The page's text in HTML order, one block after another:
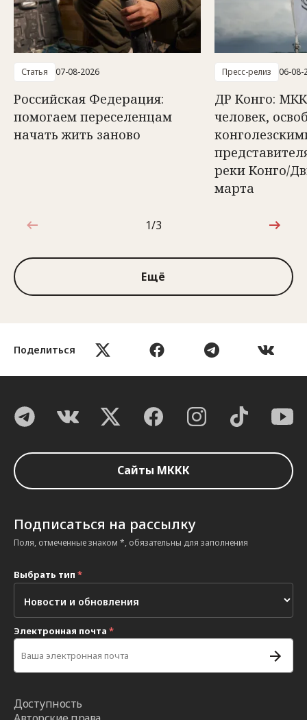
Поделиться
Статья 07-08-2026
Российская Федерация:
помогаем переселенцам
начать жить заново
Пресс-релиз 06-08-
ДР Конго:
человек,
реки Конго/
марта
1 из 3
1/3
Ещё
Сайты МККК
Подписаться на рассылку
Поля, отмеченные знаком *, обязательны для заполнения
Выбрать тип *
Электронная почта *
Доступность